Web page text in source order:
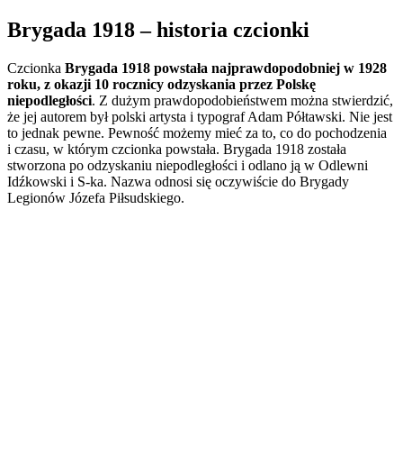
Brygada 1918 – historia czcionki
Czcionka Brygada 1918 powstała najprawdopodobniej w 1928
roku, z okazji 10 rocznicy odzyskania przez Polskę
niepodległości. Z dużym prawdopodobieństwem można stwierdzić,
że jej autorem był polski artysta i typograf Adam Półtawski. Nie jest
to jednak pewne. Pewność możemy mieć za to, co do pochodzenia
i czasu, w którym czcionka powstała. Brygada 1918 została
stworzona po odzyskaniu niepodległości i odlano ją w Odlewni
Idźkowski i S-ka. Nazwa odnosi się oczywiście do Brygady
Legionów Józefa Piłsudskiego.